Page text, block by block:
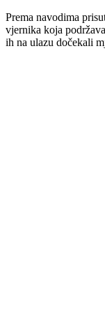
Prema navodima
vjernika koja
ih na ulazu dočekali